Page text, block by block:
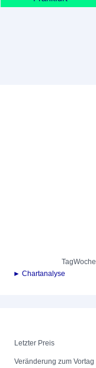
TagWoche
► Chartanalyse
Letzter Preis
Veränderung zum Vortag